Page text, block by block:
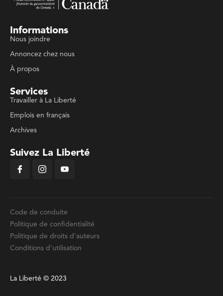
Informations
Nous joindre
Annoncez chez nous
À propos
Services
Travailler à La Liberté
Emplois en français
Archives
Suivez La Liberté
Code de conduite
Politique de confidentialité
Politique de droits d'auteurs
Conditions d'utilisation
La Liberté © 2023